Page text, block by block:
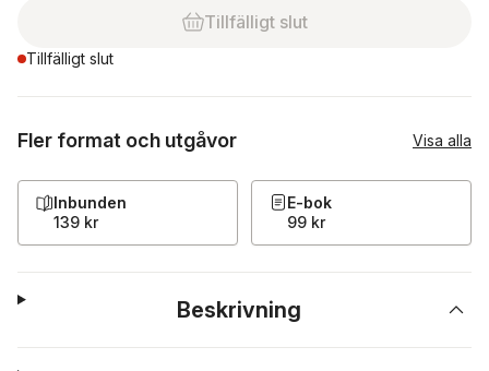
Tillfälligt slut
Tillfälligt slut
Fler format och utgåvor Visa alla
Inbunden
139 kr
E-bok
99 kr
Beskrivning